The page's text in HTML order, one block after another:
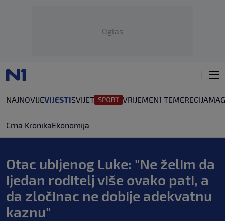
Oglas
NAJNOVIJEVIJESTISVIJET VRIJEMEN1 TEMEREGIJA
Crna KronikaEkonomija
Otac ubijenog Luke: "Ne želim da
ijedan roditelj više ovako pati, a
da zločinac ne dobije adekvatnu
kaznu"